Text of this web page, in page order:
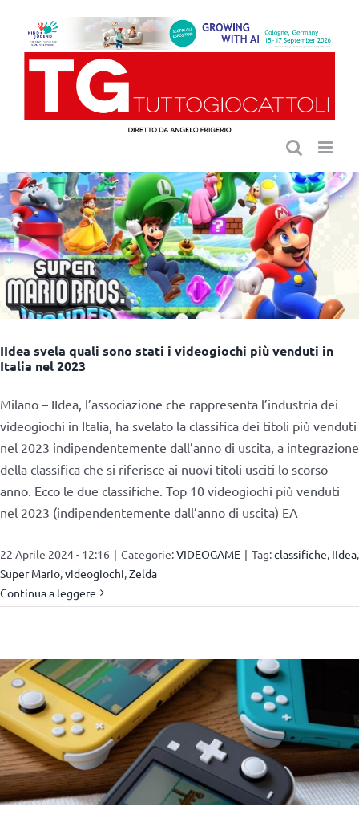
contenuto
IIdea svela quali sono stati i videogiochi più venduti in
Italia nel 2023
Milano – IIdea, l’associazione che rappresenta l’industria dei
videogiochi in Italia, ha svelato la classifica dei titoli più venduti
nel 2023 indipendentemente dall’anno di uscita, a integrazione
della classifica che si riferisce ai nuovi titoli usciti lo scorso
anno. Ecco le due classifiche. Top 10 videogiochi più venduti
nel 2023 (indipendentemente dall’anno di uscita) EA
22 Aprile 2024 - 12:16 | Categorie:VIDEOGAME | Tag:classifiche IIdea
Super Mario videogiochi Zelda
Continua a leggere